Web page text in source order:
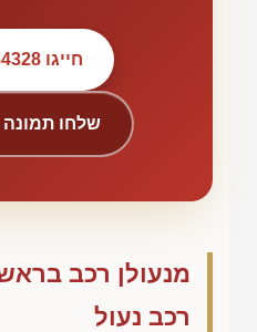
חייגו 050-8834328
שלחו
מנעולן רכב
רכב נעול